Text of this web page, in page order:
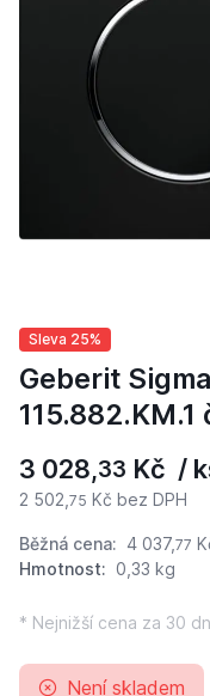
Sleva 25%
Geberit
3 028,33 Kč /
2 502, 75 Kč bez DPH
Běžná cena: 4 037, 77
Hmotnost: 0,33 kg
* Nejnižší cena za 30
Není skladem